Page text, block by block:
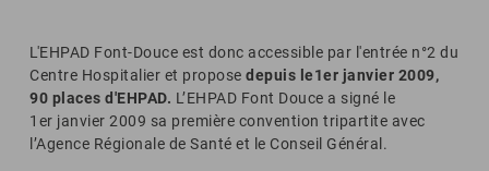
L'EHPAD Font-Douce est donc accessible par l'entrée n°2 du
Centre Hospitalier et propose depuis le1er janvier 2009,
90 places d'EHPAD. L’EHPAD Font Douce a signé le
1er janvier 2009 sa première convention tripartite avec
l’Agence Régionale de Santé et le Conseil Général.